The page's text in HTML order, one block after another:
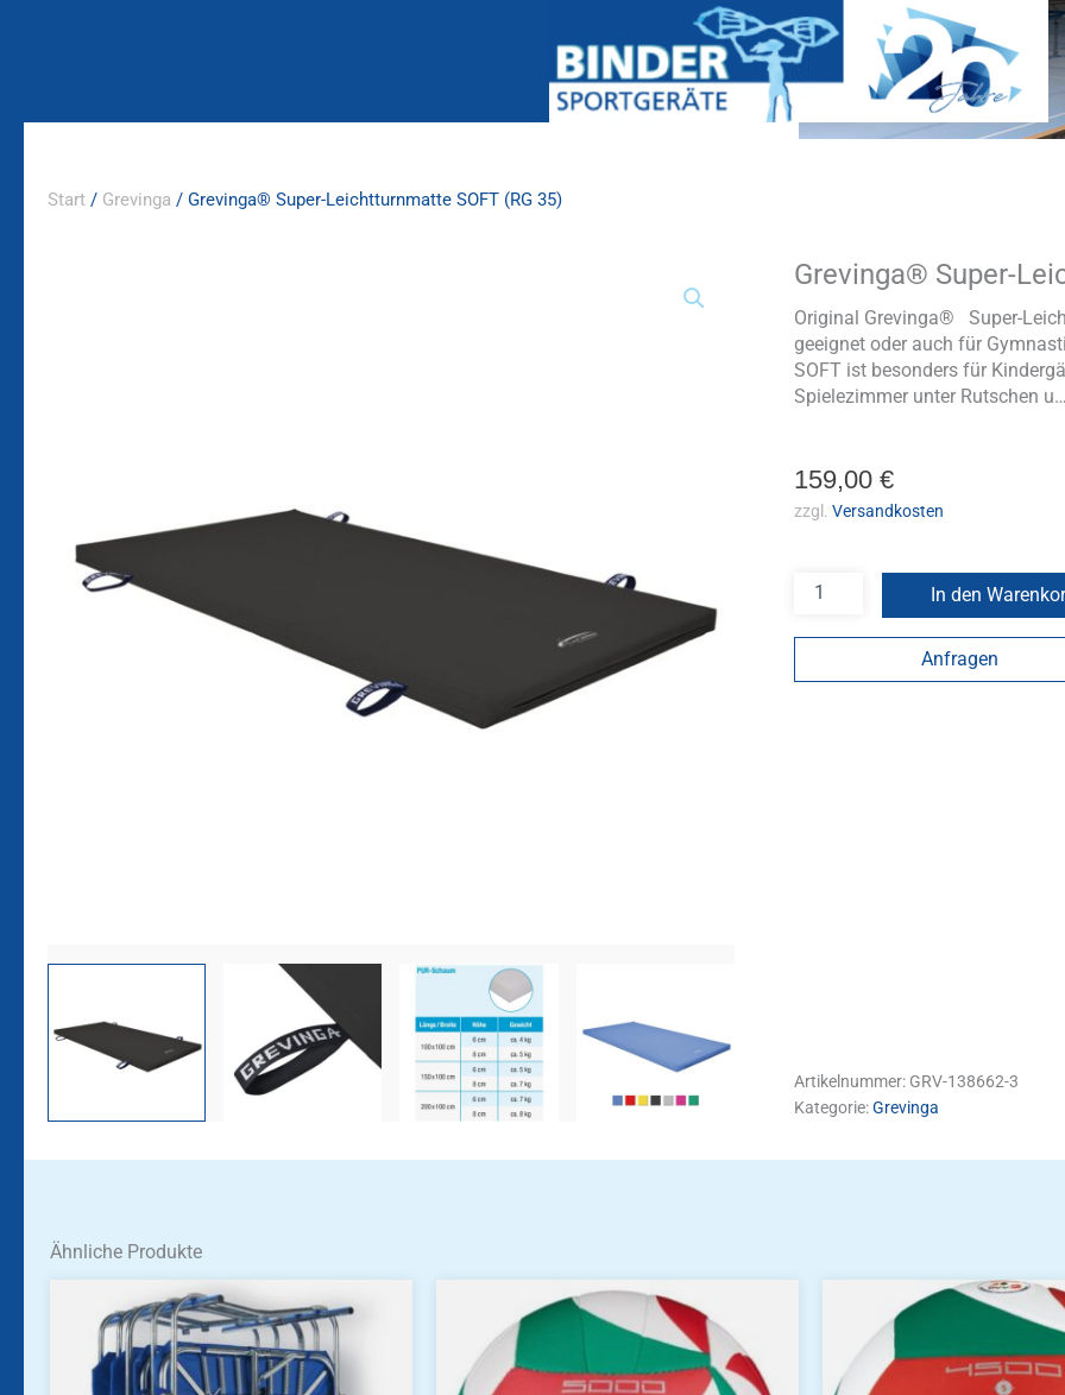
Start / Grevinga / Grevinga® Super-Leichtturnmatte SOFT (RG 35)
Grevinga® Super-
Original Grevinga® Super-
geeignet oder auch für
SOFT ist besonders für
Spielezimmer unter Rutschen
159,00 €
zzgl. Versandkosten
Grevinga®
Leichtturnmatte
SOFT
(RG
35)
Menge
In den
Anfragen
Artikelnummer: GRV-138662-3
Kategorie:Grevinga
Ähnliche Produkte